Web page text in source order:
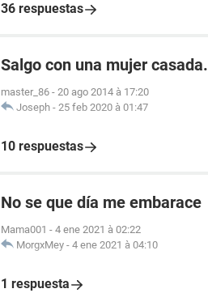
36 respuestas
Salgo con una mujer casada.
master_86 - 20 ago 2014 à 17:20
Joseph - 25 feb 2020 à 01:47
10 respuestas
No se que día me embarace
Mama001 - 4 ene 2021 à 02:22
MorgxMey - 4 ene 2021 à 04:10
1 respuesta